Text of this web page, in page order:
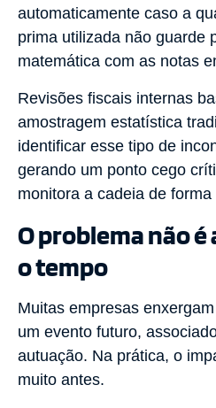
automaticamente caso a
prima utilizada não guarde
matemática com as notas
Revisões fiscais internas
amostragem estatística
identificar esse tipo de
gerando um ponto cego
monitora a cadeia de
O problema não é
o tempo
Muitas empresas
um evento futuro,
autuação. Na prática, o
muito antes.